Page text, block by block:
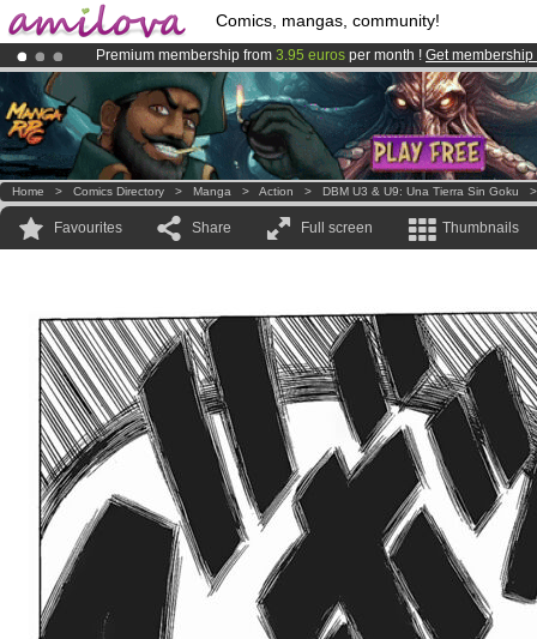
Comics, mangas, community!
Premium membership from 3.95 euros per month ! Get membership
AmilovaKickstarter is now LIVE!.
Already 100000membersand 1000 comics & mangas!.
Home > Comics Directory > Manga > Action > DBM U3 & U9: Una Tierra Sin Goku
Favourites Share Full screen Thumbnails